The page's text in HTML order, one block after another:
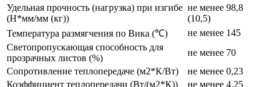
Удельная прочность (нагрузка) при изгибе
(Н*мм/мм (кг))
не менее 98,8
(10,5)
Температура размягчения по Вика (℃)
не менее 145
Светопропускающая способность для
прозрачных листов (%)
не менее 70
Сопротивление теплопередаче (м2*К/Вт)
не менее 0,23
Коэффициент теплопередачи (Вт/(м2*К))
не менее 4,25